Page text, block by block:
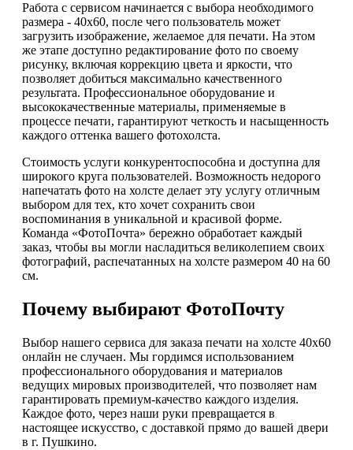
Работа с сервисом начинается с выбора необходимого
размера - 40х60, после чего пользователь может
загрузить изображение, желаемое для печати. На этом
же этапе доступно редактирование фото по своему
рисунку, включая коррекцию цвета и яркости, что
позволяет добиться максимально качественного
результата. Профессиональное оборудование и
высококачественные материалы, применяемые в
процессе печати, гарантируют четкость и насыщенность
каждого оттенка вашего фотохолста.
Стоимость услуги конкурентоспособна и доступна для
широкого круга пользователей. Возможность недорого
напечатать фото на холсте делает эту услугу отличным
выбором для тех, кто хочет сохранить свои
воспоминания в уникальной и красивой форме.
Команда «ФотоПочта» бережно обработает каждый
заказ, чтобы вы могли насладиться великолепием своих
фотографий, распечатанных на холсте размером 40 на 60
см.
Почему выбирают ФотоПочту
Выбор нашего сервиса для заказа печати на холсте 40х60
онлайн не случаен. Мы гордимся использованием
профессионального оборудования и материалов
ведущих мировых производителей, что позволяет нам
гарантировать премиум-качество каждого изделия.
Каждое фото, через наши руки превращается в
настоящее искусство, с доставкой прямо до вашей двери
в г. Пушкино.